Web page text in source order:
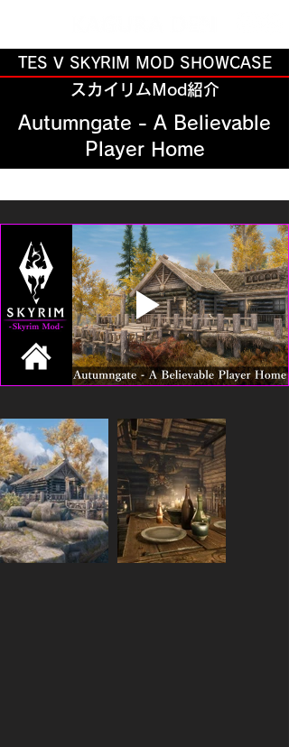
TES V SKYRIM MOD SHOWCASE
スカイリムMod紹介
Autumngate - A Believable
Player Home